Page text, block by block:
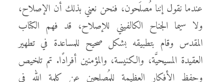
عندما نقول إننا مُصلَحون، فنحن نعني بذلك أن الإصلاح،
ولا سيما الجناح الكالفيني للإصلاح، قد فهم الكتاب
المقدس وقام بتطبيقه بشكل صحيح للمساعدة في تطهير
العقيدة المسيحيَّة، والكنيسة، والمؤمنين أفرادًا. تم تلخيص
وحِفظ الأفكار العظيمة للمُصلِحين عن كلمة الله في